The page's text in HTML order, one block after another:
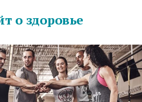
о здоровье